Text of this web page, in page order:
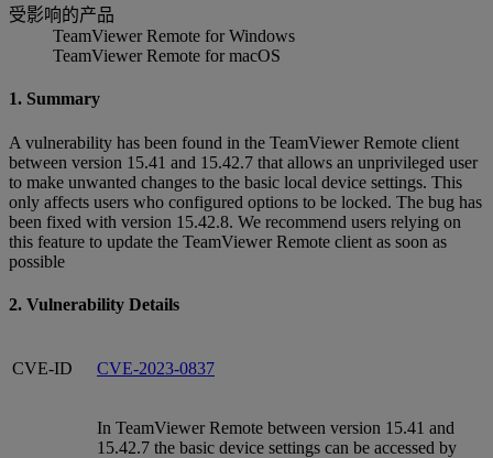
受影响的产品
TeamViewer Remote for Windows
TeamViewer Remote for macOS
1. Summary
A vulnerability has been found in the TeamViewer Remote client
between version 15.41 and 15.42.7 that allows an unprivileged user
to make unwanted changes to the basic local device settings. This
only affects users who configured options to be locked. The bug has
been fixed with version 15.42.8. We recommend users relying on
this feature to update the TeamViewer Remote client as soon as
possible
2. Vulnerability Details
CVE-ID CVE-2023-0837
In TeamViewer Remote between version 15.41 and
15.42.7 the basic device settings can be accessed by